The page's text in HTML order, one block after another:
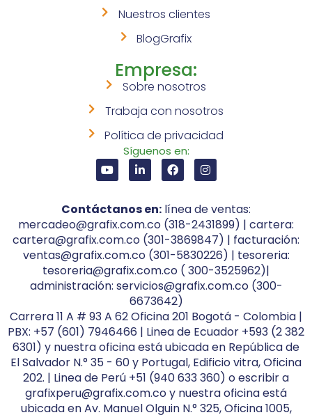
Nuestros clientes
BlogGrafix
Empresa:
Sobre nosotros
Trabaja con nosotros
Política de privacidad
Síguenos en:
Contáctanos en: línea de ventas:
mercadeo@grafix.com.co (318-2431899) | cartera:
cartera@grafix.com.co (301-3869847) | facturación:
ventas@grafix.com.co (301-5830226) | tesoreria:
tesoreria@grafix.com.co ( 300-3525962)|
administración: servicios@grafix.com.co (300-
6673642)
Carrera 11 A # 93 A 62 Oficina 201 Bogotá - Colombia |
PBX: +57 (601) 7946466 | Linea de Ecuador +593 (2 382
6301) y nuestra oficina está ubicada en República de
El Salvador N.° 35 - 60 y Portugal, Edificio vitra, Oficina
202. | Linea de Perú +51 (940 633 360) o escribir a
grafixperu@grafix.com.co y nuestra oficina está
ubicada en Av. Manuel Olguin N.° 325, Oficina 1005,